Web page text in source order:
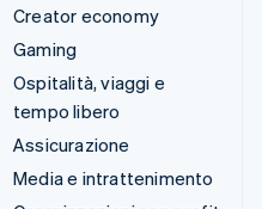
Creator economy
Gaming
Ospitalità, viaggi e
tempo libero
Assicurazione
Media e intrattenimento